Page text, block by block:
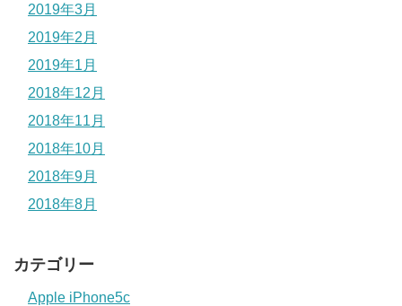
2019年3月
2019年2月
2019年1月
2018年12月
2018年11月
2018年10月
2018年9月
2018年8月
カテゴリー
Apple iPhone5c